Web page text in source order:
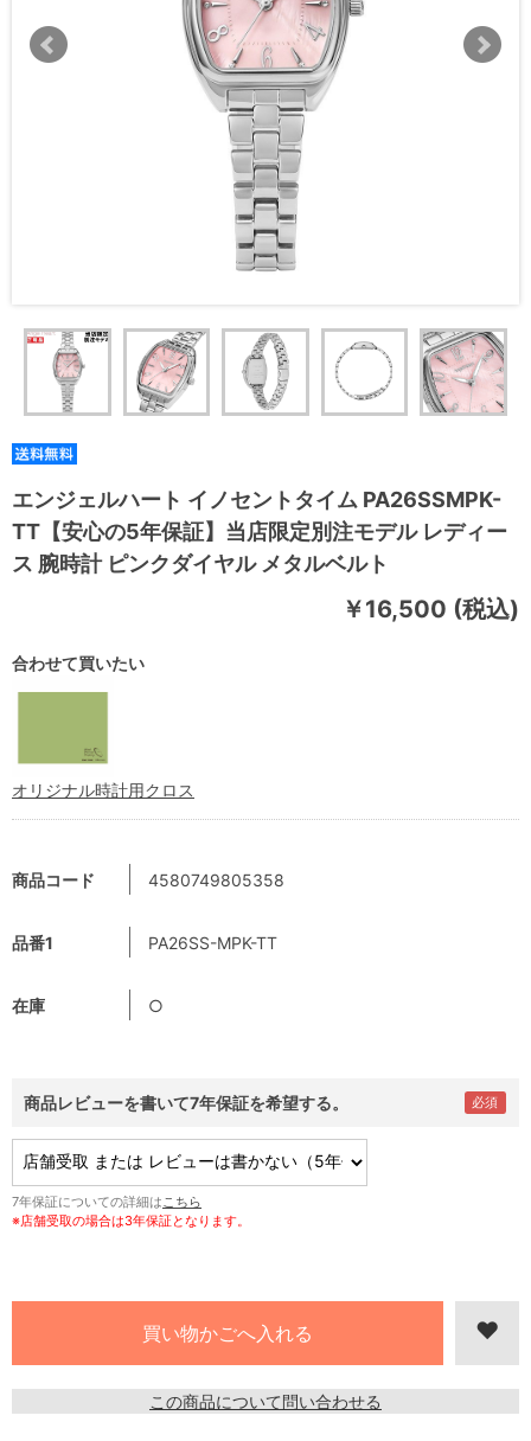
エンジェルハート イノセントタイム PA26SSMPK-
TT【安心の5年保証】当店限定別注モデル レディー
ス 腕時計 ピンクダイヤル メタルベルト
￥16,500 (税込)
商品コード 4580749805358
品番1 PA26SS-MPK-TT
在庫 ○
商品レビューを書いて7年保証を希望する。
7年保証についての詳細は こちら
※店舗受取の場合は3年保証となります。
この商品について問い合わせる
合わせて買いたい
オリジナル時計用クロス